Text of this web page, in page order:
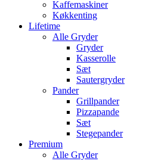
Kaffemaskiner
Køkkenting
Lifetime
Alle Gryder
Gryder
Kasserolle
Sæt
Sautergryder
Pander
Grillpander
Pizzapande
Sæt
Stegepander
Premium
Alle Gryder